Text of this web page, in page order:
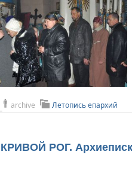
archive Летопись епархий
КРИВОЙ РОГ.